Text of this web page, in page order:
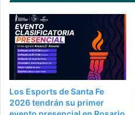
Los Esports de Santa Fe
2026 tendrán su primer